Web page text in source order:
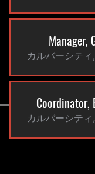
Manager,
カルバーシテ
Coordinator,
カルバーシテ